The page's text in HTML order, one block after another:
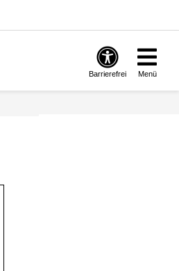
Barrierefrei Menü